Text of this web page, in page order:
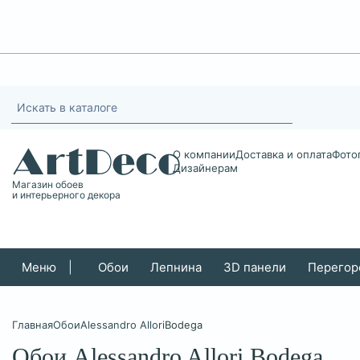
Магазин обоев
и интерьерного декора
О компанииДоставка и оплата
Дизайнерам
Меню Обои Лепнина 3D панели
ГлавнаяОбоиAlessandro AlloriBodega